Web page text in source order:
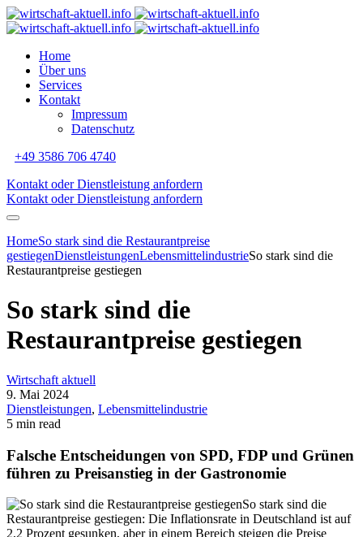
Home
Über uns
Services
Kontakt
Impressum
Datenschutz
+49 3586 706 4740
Kontakt oder Dienstleistung anfordern
Kontakt oder Dienstleistung anfordern
HomeSo stark sind die Restaurantpreise
gestiegenDienstleistungenLebensmittelindustrieSo stark sind die
Restaurantpreise gestiegen
So stark sind die
Restaurantpreise gestiegen
Wirtschaft aktuell
9. Mai 2024
Dienstleistungen, Lebensmittelindustrie
5 min read
Falsche Entscheidungen von SPD, FDP und Grünen
führen zu Preisanstieg in der Gastronomie
So stark sind die
Restaurantpreise gestiegen: Die Inflationsrate in Deutschland ist auf
2,2 Prozent gesunken, aber in einem Bereich steigen die Preise